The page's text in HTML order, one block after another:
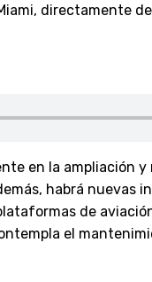
directamente
en la ampliación
habrá nuevas
de
el